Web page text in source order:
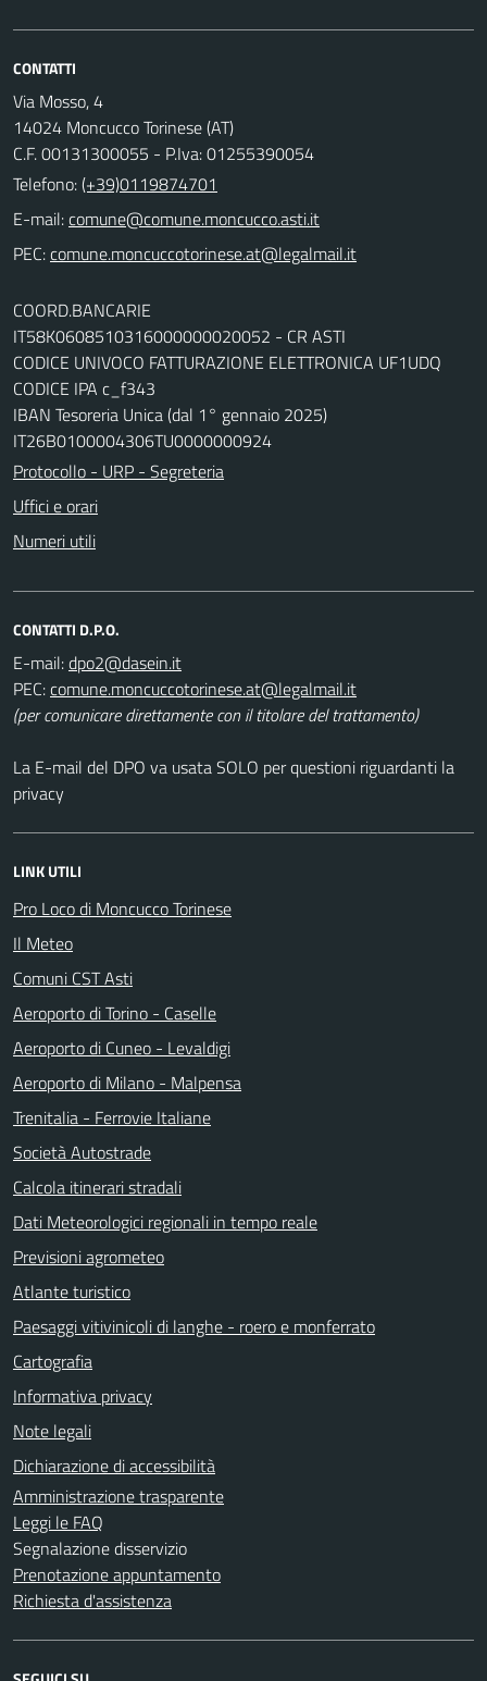
CONTATTI
Via Mosso, 4
14024 Moncucco Torinese (AT)
C.F. 00131300055 - P.Iva: 01255390054
Telefono:(+39)0119874701
E-mail:comune@comune.moncucco.asti.it
PEC:comune.moncuccotorinese.at@legalmail.it
COORD.BANCARIE
IT58K0608510316000000020052 - CR ASTI
CODICE UNIVOCO FATTURAZIONE ELETTRONICA UF1UDQ
CODICE IPA c_f343
IBAN Tesoreria Unica (dal 1° gennaio 2025)
IT26B0100004306TU0000000924
Protocollo - URP - Segreteria
Uffici e orari
Numeri utili
CONTATTI D.P.O.
E-mail:dpo2@dasein.it
PEC:comune.moncuccotorinese.at@legalmail.it
(per comunicare direttamente con il titolare del trattamento)
La E-mail del DPO va usata SOLO per questioni riguardanti la
privacy
LINK UTILI
Pro Loco di Moncucco Torinese
Il Meteo
Comuni CST Asti
Aeroporto di Torino - Caselle
Aeroporto di Cuneo - Levaldigi
Aeroporto di Milano - Malpensa
Trenitalia - Ferrovie Italiane
Società Autostrade
Calcola itinerari stradali
Dati Meteorologici regionali in tempo reale
Previsioni agrometeo
Atlante turistico
Paesaggi vitivinicoli di langhe - roero e monferrato
Cartografia
Informativa privacy
Note legali
Dichiarazione di accessibilità
Amministrazione trasparente
Leggi le FAQ
Segnalazione disservizio
Prenotazione appuntamento
Richiesta d'assistenza